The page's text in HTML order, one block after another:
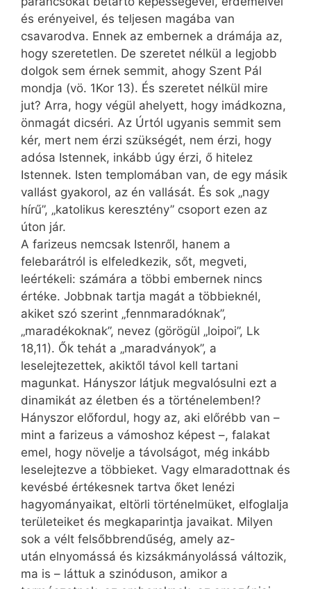
és erényeivel, és teljesen magába van
csavarodva. Ennek az embernek a drámája az,
hogy szeretetlen. De szeretet nélkül a legjobb
dolgok sem érnek semmit, ahogy Szent Pál
mondja (vö. 1Kor 13). És szeretet nélkül mire
jut? Arra, hogy végül ahelyett, hogy imádkozna,
önmagát dicséri. Az Úrtól ugyanis semmit sem
kér, mert nem érzi szükségét, nem érzi, hogy
adósa Istennek, inkább úgy érzi, ő hitelez
Istennek. Isten templomában van, de egy másik
vallást gyakorol, az én vallását. És sok „nagy
hírű”, „katolikus keresztény” csoport ezen az
úton jár.
A farizeus nemcsak Istenről, hanem a
felebarátról is elfeledkezik, sőt, megveti,
leértékeli: számára a többi embernek nincs
értéke. Jobbnak tartja magát a többieknél,
akiket szó szerint „fennmaradóknak”,
„maradékoknak”, nevez (görögül „loipoi”, Lk
18,11). Ők tehát a „maradványok”, a
leselejtezettek, akiktől távol kell tartani
magunkat. Hányszor látjuk megvalósulni ezt a
dinamikát az életben és a történelemben!?
Hányszor előfordul, hogy az, aki előrébb van –
mint a farizeus a vámoshoz képest –, falakat
emel, hogy növelje a távolságot, még inkább
leselejtezve a többieket. Vagy elmaradottnak és
kevésbé értékesnek tartva őket lenézi
hagyományaikat, eltörli történelmüket, elfoglalja
területeiket és megkaparintja javaikat. Milyen
sok a vélt felsőbbrendűség, amely az-
után elnyomássá és kizsákmányolássá változik,
ma is – láttuk a szinóduson, amikor a